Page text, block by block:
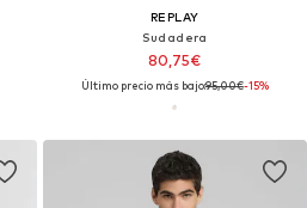
REPLAY
Sudadera
80,75€
Último precio más bajo:95,00€-15%